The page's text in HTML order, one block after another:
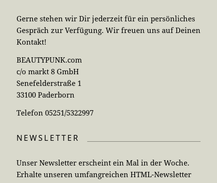
Gerne stehen wir Dir jederzeit für ein persönliches
Gespräch zur Verfügung. Wir freuen uns auf Deinen
Kontakt!
BEAUTYPUNK.com
c/o markt 8 GmbH
Senefelderstraße 1
33100 Paderborn
Telefon 05251/5322997
NEWSLETTER
Unser Newsletter erscheint ein Mal in der Woche.
Erhalte unseren umfangreichen HTML-Newsletter